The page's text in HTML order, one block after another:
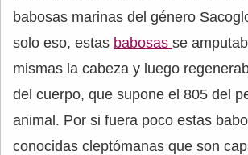
babosas marinas del género
solo eso, estas babosas se
mismas la cabeza y luego
del cuerpo, que supone el 805 del
animal. Por si fuera poco estas
conocidas cleptómanas que son